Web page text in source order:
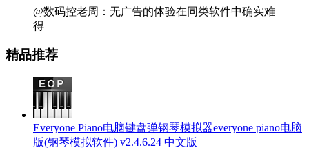
@数码控老周：无广告的体验在同类软件中确实难
得
精品推荐
Everyone Piano电脑键盘弹钢琴模拟器everyone piano电脑
版(钢琴模拟软件) v2.4.6.24 中文版